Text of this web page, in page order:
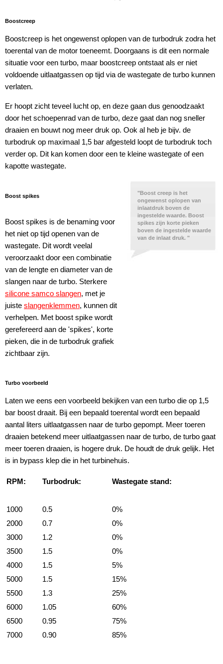
Boostcreep
Boostcreep is het ongewenst oplopen van de turbodruk zodra het
toerental van de motor toeneemt. Doorgaans is dit een normale
situatie voor een turbo, maar boostcreep ontstaat als er niet
voldoende uitlaatgassen op tijd via de wastegate de turbo kunnen
verlaten.
Er hoopt zicht teveel lucht op, en deze gaan dus genoodzaakt
door het schoepenrad van de turbo, deze gaat dan nog sneller
draaien en bouwt nog meer druk op. Ook al heb je bijv. de
turbodruk op maximaal 1,5 bar afgesteld loopt de turbodruk toch
verder op. Dit kan komen door een te kleine wastegate of een
kapotte wastegate.
Boost spikes
Boost spikes is de benaming voor
het niet op tijd openen van de
wastegate. Dit wordt veelal
veroorzaakt door een combinatie
van de lengte en diameter van de
slangen naar de turbo. Sterkere
silicone samco slangen, met je
juiste slangenklemmen, kunnen dit
verhelpen. Met boost spike wordt
gerefereerd aan de 'spikes', korte
pieken, die in de turbodruk grafiek
zichtbaar zijn.
"Boost creep is het
ongewenst oplopen van
inlaatdruk boven de
ingestelde waarde. Boost
spikes zijn korte pieken
boven de ingestelde waarde
van de inlaat druk. "
Turbo voorbeeld
Laten we eens een voorbeeld bekijken van een turbo die op 1,5
bar boost draait. Bij een bepaald toerental wordt een bepaald
aantal liters uitlaatgassen naar de turbo gepompt. Meer toeren
draaien betekend meer uitlaatgassen naar de turbo, de turbo gaat
meer toeren draaien, is hogere druk. De houdt de druk gelijk. Het
is in bypass klep die in het turbinehuis.
RPM: Turbodruk: Wastegate stand:
1000 0.5
0%
2000
0.7
0%
3000
1.2
0%
3500
1.5
0%
4000
1.5
5%
5000
1.5
15%
5500
1.3
25%
6000
1.05
60%
6500
0.95
75%
7000
0.90 85%